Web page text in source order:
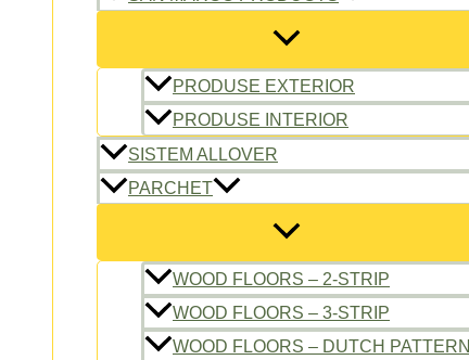
PRODUSE EXTERIOR
PRODUSE INTERIOR
SISTEM ALLOVER
PARCHET
WOOD FLOORS – 2-STRIP
WOOD FLOORS – 3-STRIP
WOOD FLOORS – DUTCH PATTERN